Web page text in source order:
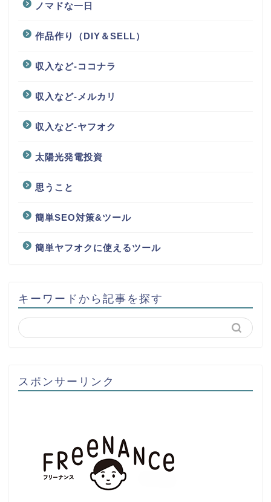
ノマドな一日
作品作り（DIY＆SELL）
収入など-ココナラ
収入など-メルカリ
収入など-ヤフオク
太陽光発電投資
思うこと
簡単SEO対策&ツール
簡単ヤフオクに使えるツール
キーワードから記事を探す
スポンサーリンク